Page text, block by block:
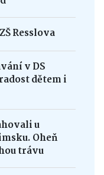
Resslova
v DS
dětem i
u
Oheň
trávu